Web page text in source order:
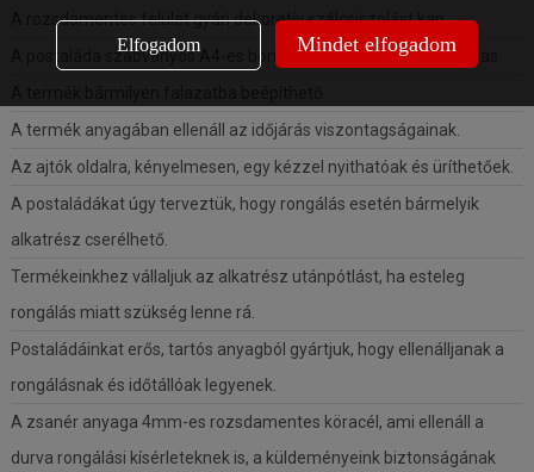
A rozsdamentes felület gyári dekoratív szálcsiszolást kap.
A postaláda szabványos A4-es boríték befogadására is alkalmas.
A termék anyagában ellenáll az időjárás viszontagságainak.
Az ajtók oldalra, kényelmesen, egy kézzel nyithatóak és üríthetőek.
A postaládákat úgy terveztük, hogy rongálás esetén bármelyik
alkatrész cserélhető.
Termékeinkhez vállaljuk az alkatrész utánpótlást, ha esteleg
rongálás miatt szükség lenne rá.
Postaládáinkat erős, tartós anyagból gyártjuk, hogy ellenálljanak a
rongálásnak és időtállóak legyenek.
A zsanér anyaga 4mm-es rozsdamentes köracél, ami ellenáll a
durva rongálási kísérleteknek is, a küldeményeink biztonságának
Elfogadom Mindet elfogadom